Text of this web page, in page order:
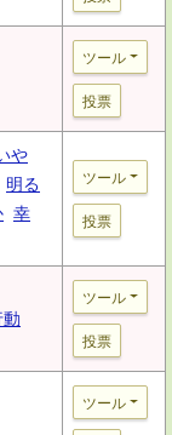
ツール
投票
や
明る
幸
ツール
投票
ツール
投票
ツール